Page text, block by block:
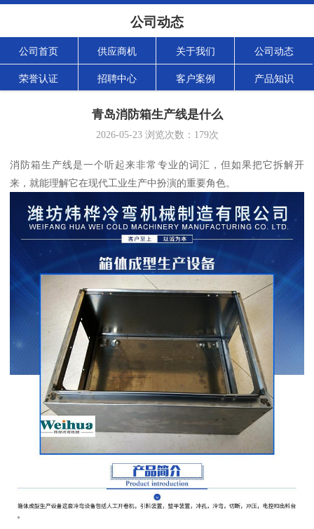
公司动态
公司首页 供应商机 关于我们 公司动态
荣誉认证 招聘中心 客户案例 产品知识
青岛消防箱生产线是什么
2026-05-23浏览次数： 179次
消防箱生产线是一个听起来非常专业的词汇，但如果把它拆解开
来，就能理解它在现代工业生产中扮演的重要角色。